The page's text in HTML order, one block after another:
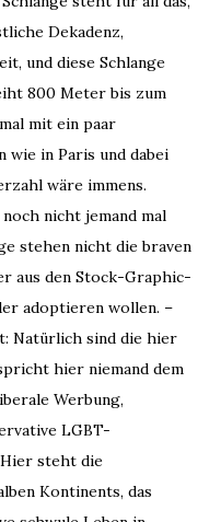
Dekadenz,
und diese Schlange
800 Meter bis zum
mit ein paar
in Paris und dabei
wäre immens.
nicht jemand mal
stehen nicht die braven
aus den Stock-Graphic-
adoptieren wollen. –
Natürlich sind die hier
hier niemand dem
Werbung,
LGBT-
steht die
Kontinents, das